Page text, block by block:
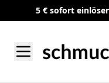
5 € sofort